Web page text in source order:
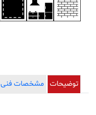
توضیحات مشخصات فنی